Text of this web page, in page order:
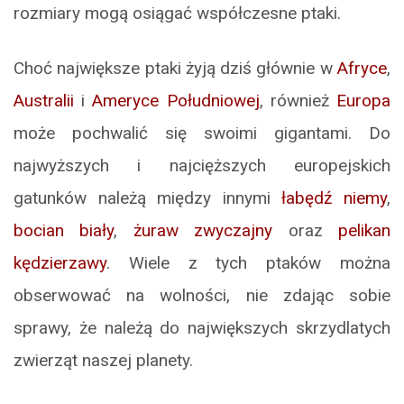
rozmiary mogą osiągać współczesne ptaki.
Choć największe ptaki żyją dziś głównie w Afryce,
Australii iAmeryce Południowej, również Europa
może pochwalić się swoimi gigantami. Do
najwyższych i najcięższych europejskich
gatunków należą między innymiłabędź niemy,
bocian biały, żuraw zwyczajny oraz pelikan
kędzierzawy. Wiele z tych ptaków można
obserwować na wolności, nie zdając sobie
sprawy, że należą do największych skrzydlatych
zwierząt naszej planety.